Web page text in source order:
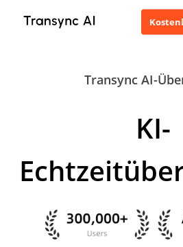
Hauptinhalt
Transync AI-
KI-